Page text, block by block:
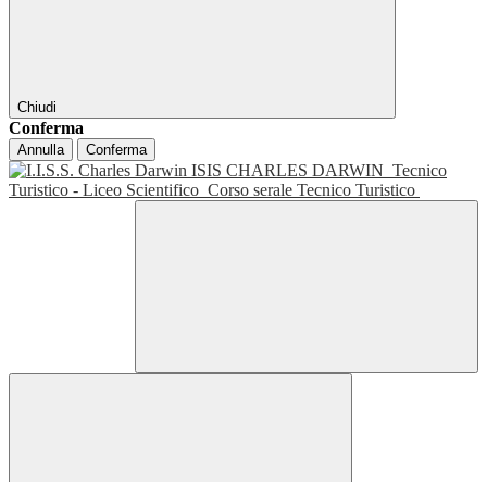
Chiudi
Conferma
Annulla Conferma
ISIS CHARLES DARWIN Tecnico
Turistico - Liceo Scientifico Corso serale Tecnico Turistico